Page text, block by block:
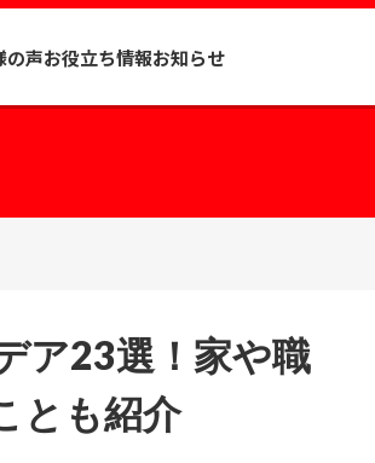
ア23選！家や職
とも紹介
の声お役立ち情報お知らせ